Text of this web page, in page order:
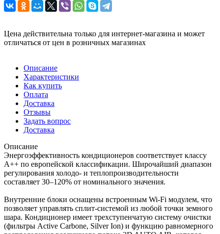
Цена действительна только для интернет-магазина и может
отличаться от цен в розничных магазинах
Описание
Характеристики
Как купить
Оплата
Доставка
Отзывы
Задать вопрос
Доставка
Описание
Энергоэффективность кондиционеров соответствует классу
А++ по европейской классификации. Широчайший диапазон
регулирования холодо- и теплопроизводительности
составляет 30–120% от номинального значения.
Внутренние блоки оснащены встроенным Wi-Fi модулем, что
позволяет управлять сплит-системой из любой точки земного
шара. Кондиционер имеет трехступенчатую систему очистки
(фильтры Active Carbone, Silver Ion) и функцию равномерного